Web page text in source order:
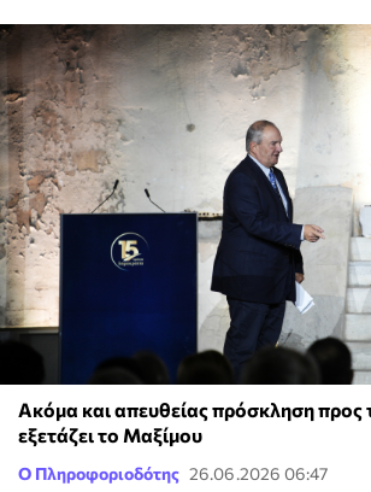
Ακόμα και απευθείας πρόσκληση προς
εξετάζει το Μαξίμου
Ο Πληροφοριοδότης 26.06.2026 06:47